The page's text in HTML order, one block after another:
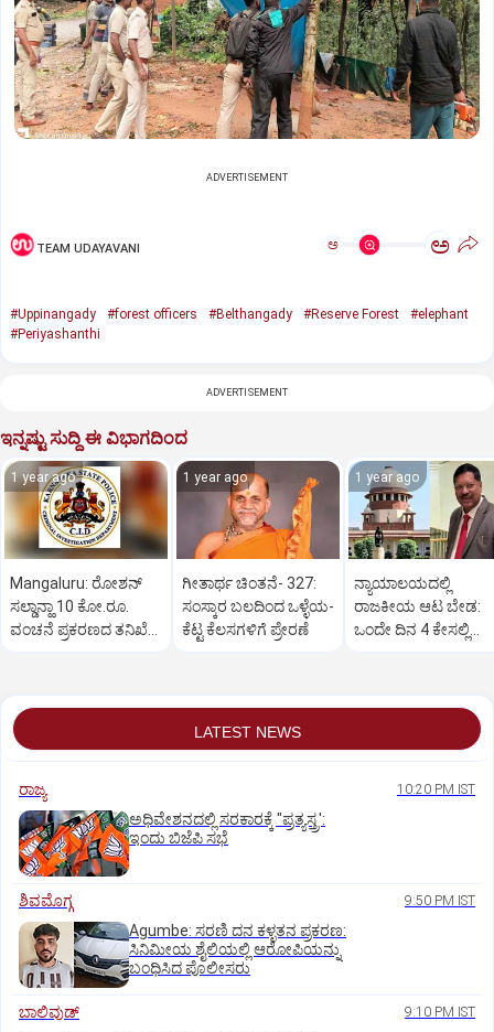
ADVERTISEMENT
TEAM UDAYAVANI ಅ ಅ
#Uppinangady #forest officers #Belthangady #Reserve Forest
#elephant
#Periyashanthi
ADVERTISEMENT
ಇನ್ನಷ್ಟು ಸುದ್ದಿ ಈ ವಿಭಾಗದಿಂದ
1 year ago
Mangaluru: ರೋಶನ್‌
ಸಲ್ಡಾನ್ಹಾ 10 ಕೋ.ರೂ.
ವಂಚನೆ ಪ್ರಕರಣದ ತನಿಖೆ
1 year ago
ಗೀತಾರ್ಥ ಚಿಂತನೆ- 327:
ಸಂಸ್ಕಾರ ಬಲದಿಂದ ಒಳ್ಳೆಯ-
ಕೆಟ್ಟ ಕೆಲಸಗಳಿಗೆ ಪ್ರೇರಣೆ
1 year ago
ನ್ಯಾಯಾಲಯದಲ್ಲಿ
ರಾಜಕೀಯ ಆಟ ಬೇಡ:
ಒಂದೇ ದಿನ 4 ಕೇಸಲ್ಲಿ
LATEST NEWS
ರಾಜ್ಯ 10:20 PM IST
ಅಧಿವೇಶನದಲ್ಲಿ ಸರಕಾರಕ್ಕೆ "ಪ್ರತ್ಯಸ್ತ್ರ':
ಇಂದು ಬಿಜೆಪಿ ಸಭೆ
ಶಿವಮೊಗ್ಗ 9:50 PM IST
Agumbe: ಸರಣಿ ದನ ಕಳ್ಳತನ ಪ್ರಕರಣ:
ಸಿನಿಮೀಯ ಶೈಲಿಯಲ್ಲಿ ಆರೋಪಿಯನ್ನು
ಬಂಧಿಸಿದ ಪೊಲೀಸರು
ಬಾಲಿವುಡ್‌ 9:10 PM IST